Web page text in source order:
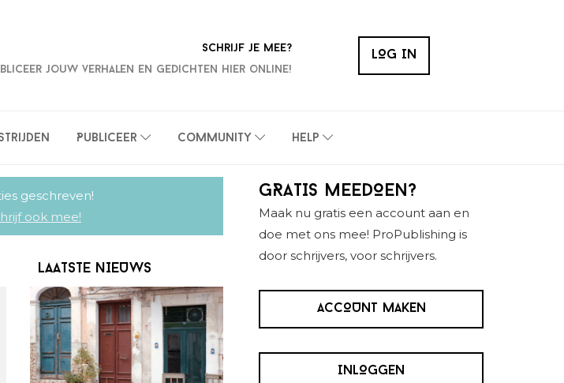
Schrijf je mee?
jouw verhalen en gedichten hier online!
LOG IN
Publiceer Community Help
geschreven!
ook mee!
LAATSTE NIEUWS
Schrijfwedstrijd: De
verkeerde voordeur
Primaire
Sidebar
GRATIS MEEDOEN?
Maak nu gratis een account aan en
doe met ons mee! ProPublishing is
door schrijvers, voor schrijvers.
ACCOUNT MAKEN
INLOGGEN